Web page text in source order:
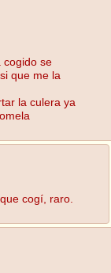
cogido se
que me la
la culera ya
cogí, raro.